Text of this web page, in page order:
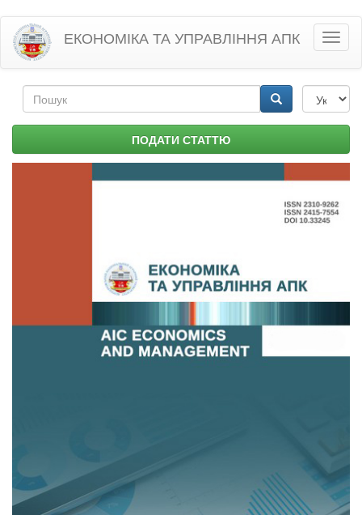
Перейти
основного
матеріалу
ЕКОНОМІКА ТА УПРАВЛІННЯ АПК
Пошукова
форма ПОДАТИ СТАТТЮ